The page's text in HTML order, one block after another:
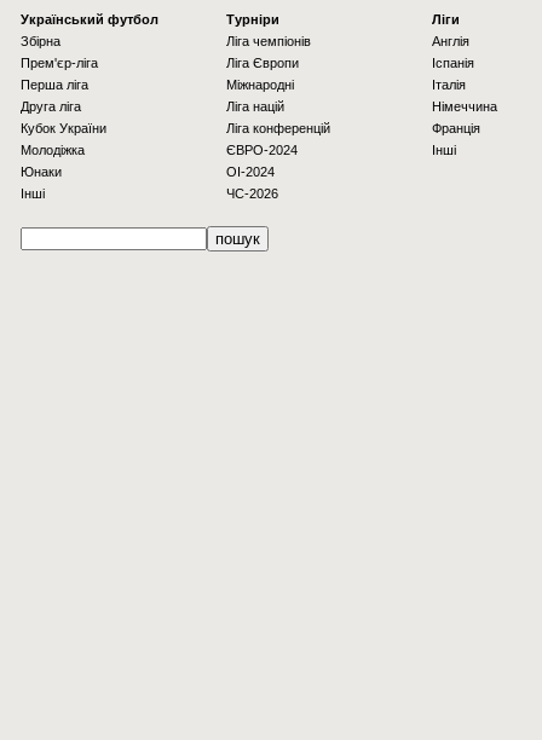
Українcький футбол
Збірна
Прем'єр-ліга
Перша ліга
Друга ліга
Кубок України
Молодіжка
Юнаки
Інші
Турніри
Ліга чемпіонів
Ліга Європи
Міжнародні
Ліга націй
Ліга конференцій
ЄВРО-2024
OI-2024
ЧС-2026
Ліги
Англія
Іспанія
Італія
Німеччина
Франція
Інші